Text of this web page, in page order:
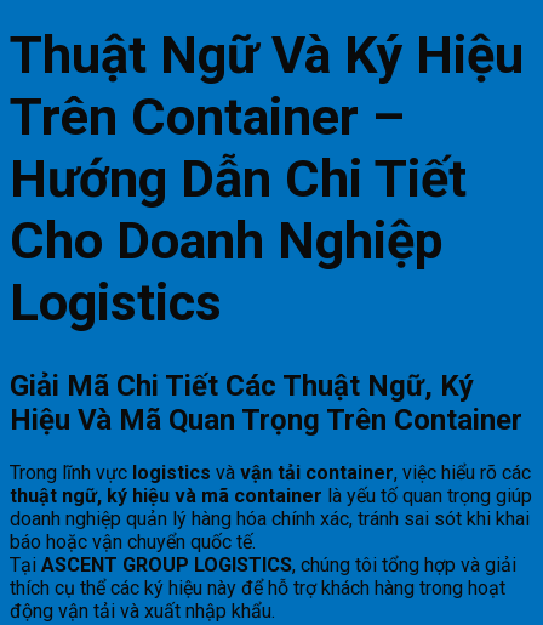
Thuật Ngữ Và Ký Hiệu
Trên Container –
Hướng Dẫn Chi Tiết
Cho Doanh Nghiệp
Logistics
Giải Mã Chi Tiết Các Thuật Ngữ, Ký
Hiệu Và Mã Quan Trọng Trên Container
Trong lĩnh vực logistics và vận tải container, việc hiểu rõ các
thuật ngữ, ký hiệu và mã container là yếu tố quan trọng giúp
doanh nghiệp quản lý hàng hóa chính xác, tránh sai sót khi khai
báo hoặc vận chuyển quốc tế.
Tại ASCENT GROUP LOGISTICS, chúng tôi tổng hợp và giải
thích cụ thể các ký hiệu này để hỗ trợ khách hàng trong hoạt
động vận tải và xuất nhập khẩu.